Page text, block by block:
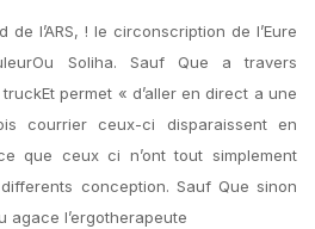
de l’ARS, ! le circonscription de l’Eure
Soliha. Sauf Que a travers
permet « d’aller en direct a une
courrier ceux-ci disparaissent en
que ceux ci n’ont tout simplement
conception. Sauf Que sinon
agace l’ergotherapeute